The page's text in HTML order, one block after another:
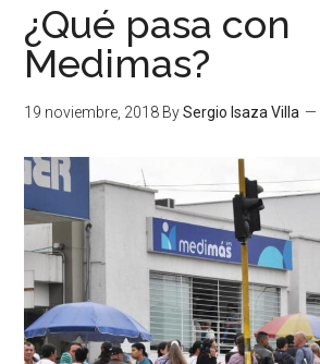
¿Qué pasa con
Medimas?
19 noviembre, 2018 BySergio Isaza Villa